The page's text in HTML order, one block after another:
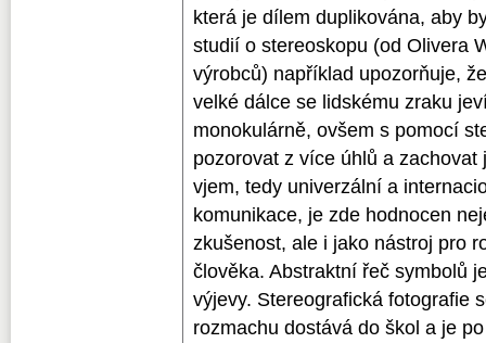
která je dílem duplikována, aby
studií o stereoskopu (od Olivera
výrobců) například upozorňuje,
velké dálce se lidskému zraku
monokulárně, ovšem s pomocí
pozorovat z více úhlů a
vjem, tedy univerzální a
komunikace, je zde hodnocen
zkušenost, ale i jako nástroj pro
člověka. Abstraktní řeč symbolů
výjevy. Stereografická fotografie
rozmachu dostává do škol a je